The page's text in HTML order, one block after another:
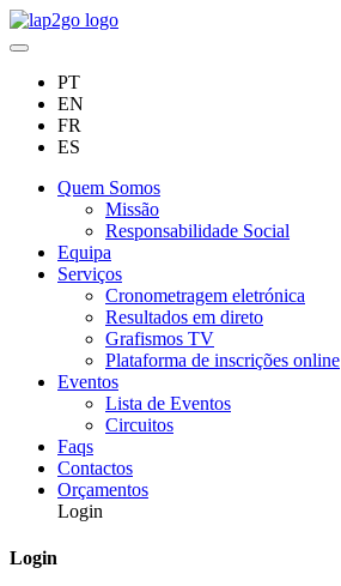
PT
EN
FR
ES
Quem Somos
Missão
Responsabilidade Social
Equipa
Serviços
Cronometragem eletrónica
Resultados em direto
Grafismos TV
Plataforma de inscrições online
Eventos
Lista de Eventos
Circuitos
Faqs
Contactos
Orçamentos
Login
Login